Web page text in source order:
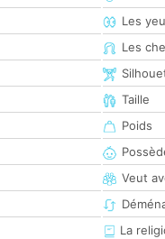
Les
Les
Taille
Poids
Veut
La